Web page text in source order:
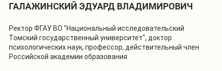
ГАЛАЖИНСКИЙ ЭДУАРД ВЛАДИМИРОВИЧ
Ректор ФГАУ ВО "Национальный исследовательский
Томский государственный университет", доктор
психологических наук, профессор, действительный член
Российской академии образования